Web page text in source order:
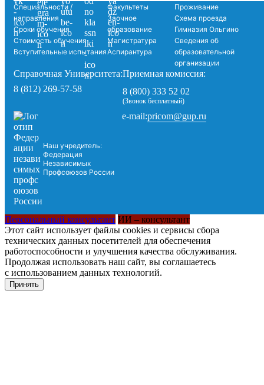
Специальности /
направления
Сроки обучения
Стоимость обучения
Вступительные испытания
Факультеты
Заочное
образование
Магистратура
Аспирантура
Проживание
Схема проезда
Гимназия Ольгино
Сведения об
образовательной
организации
Справочная Университета:
8 (812) 269-57-58
Приемная комиссия:
8 (800) 333 52 02
(Звонок бесплатный)
Наш учредитель:
Федерация
Независимых
Профсоюзов России
e-mail:pricom@gup.ru
Персональный консультант ИИ – консультант
Этот сайт использует файлы cookies и сервисы сбора
технических данных посетителей для обеспечения
работоспособности и улучшения качества обслуживания.
Продолжая использовать наш сайт, вы соглашаетесь
с использованием данных технологий.
Принять